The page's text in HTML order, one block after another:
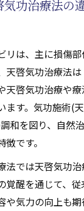
る理由
も話題の天啓気
療法で得られる
啓気功治療法の
訣
療法で本来の治
功治療法の
リは、主に損傷
天啓気功治療法
天啓気功治療や
ます。気功施術(
和を図り、自然
です。
法では天啓気功
覚醒を通じて、
や気力の向上も